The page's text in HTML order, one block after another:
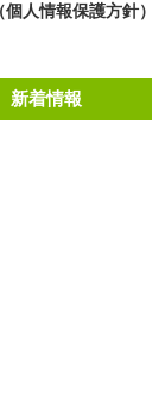
人情報保護方針）
新着情報